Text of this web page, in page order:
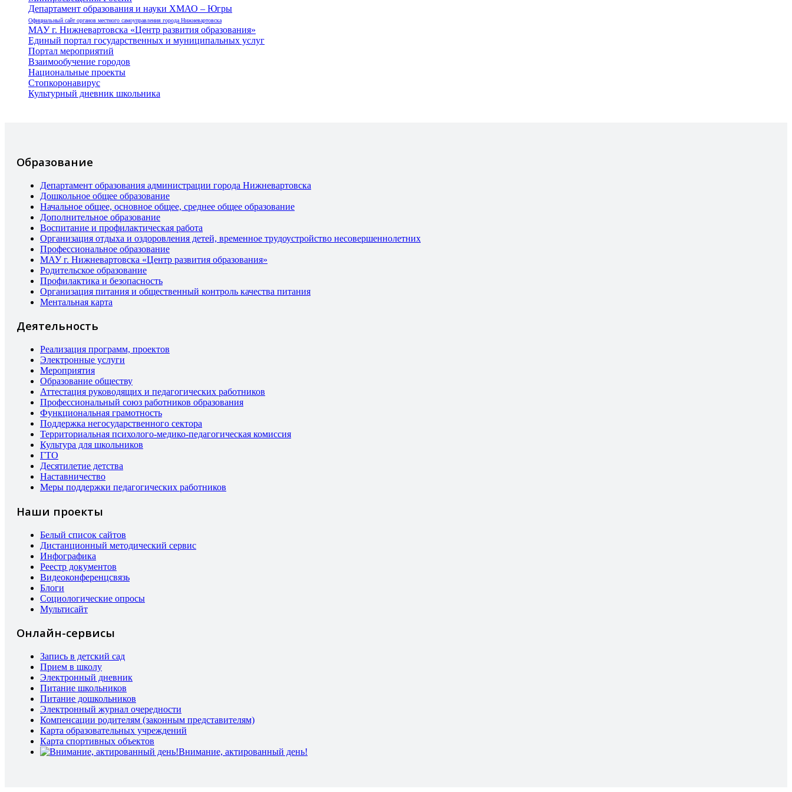
Департамент образования и науки ХМАО – Югры
Официальный сайт органов местного самоуправления города Нижневартовска
МАУ г. Нижневартовска «Центр развития образования»
Единый портал государственных и муниципальных услуг
Портал мероприятий
Взаимообучение городов
Национальные проекты
Стопкоронавирус
Культурный дневник школьника
Образование
Департамент образования администрации города Нижневартовска
Дошкольное общее образование
Начальное общее, основное общее, среднее общее образование
Дополнительное образование
Воспитание и профилактическая работа
Организация отдыха и оздоровления детей, временное трудоустройство несовершеннолетних
Профессиональное образование
МАУ г. Нижневартовска «Центр развития образования»
Родительское образование
Профилактика и безопасность
Организация питания и общественный контроль качества питания
Ментальная карта
Деятельность
Реализация программ, проектов
Электронные услуги
Мероприятия
Образование обществу
Аттестация руководящих и педагогических работников
Профессиональный союз работников образования
Функциональная грамотность
Поддержка негосударственного сектора
Территориальная психолого-медико-педагогическая комиссия
Культура для школьников
ГТО
Десятилетие детства
Наставничество
Меры поддержки педагогических работников
Наши проекты
Белый список сайтов
Дистанционный методический сервис
Инфографика
Реестр документов
Видеоконференцсвязь
Блоги
Социологические опросы
Мультисайт
Онлайн-сервисы
Запись в детский сад
Прием в школу
Электронный дневник
Питание школьников
Питание дошкольников
Электронный журнал очередности
Компенсации родителям (законным представителям)
Карта образовательных учреждений
Карта спортивных объектов
Внимание, актированный день!